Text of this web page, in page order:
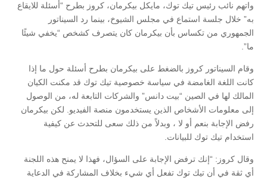
واتهم نائب رئيس تيك توك، مايكل بيكرمان، كروز بطرح “أسئلة للايقاع
به” خلال جلسة استماع في مجلس الشيوخ، بينما رد السيناتور
الجمهوري من تكساس بأن بيكرمان كان يتصرف كشخص “يخفي شيئًا
ما”.
وقام السيناتور كروز بالضغط على بيكرمان بطرح أسئلة حول ما إذا
كانت اللغة الغامضة في سياسة خصوصية تيك توك قد مكنت الكيان
المالك لها في الصين “بيت دانس” والشركات التابعة له، من الوصول
إلى معلومات الأشخاص الذين يستخدمون منصة الفيديو. لكن بيكرمان
رفض الإجابة بنعم أو لا ، وبدلاً من ذلك سعى للتحدث عن كيفية
استخدام تيك توك للبيانات.
وقال كروز: “إنك ترفض الإجابة على السؤال، فهذا لا يمنح هذه اللجنة
أي ثقة في أن تيك توك تفعل أي شيء بخلاف المشاركة في الدعاية